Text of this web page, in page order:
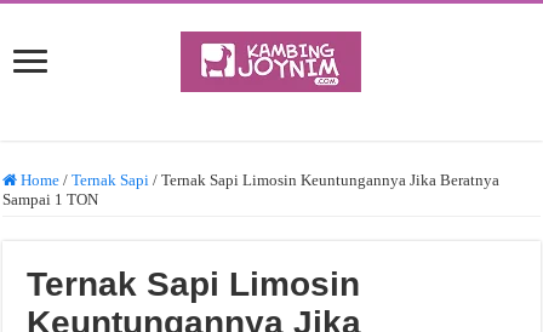
Home / Ternak Sapi / Ternak Sapi Limosin Keuntungannya Jika Beratnya
Sampai 1 TON
Ternak Sapi Limosin
Keuntungannya Jika